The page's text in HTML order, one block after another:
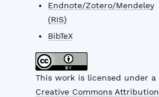
Endnote/Zotero/Mendeley
(RIS)
BibTeX
This work is licensed under a
Creative Commons Attribution